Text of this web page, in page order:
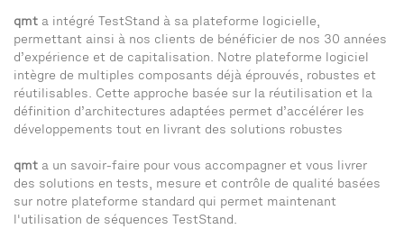
qmt a intégré TestStand à sa plateforme logicielle,
permettant ainsi à nos clients de bénéficier de nos 30 années
d’expérience et de capitalisation. Notre plateforme logiciel
intègre de multiples composants déjà éprouvés, robustes et
réutilisables. Cette approche basée sur la réutilisation et la
définition d’architectures adaptées permet d’accélérer les
développements tout en livrant des solutions robustes
qmt a un savoir-faire pour vous accompagner et vous livrer
des solutions en tests, mesure et contrôle de qualité basées
sur notre plateforme standard qui permet maintenant
l'utilisation de séquences TestStand.